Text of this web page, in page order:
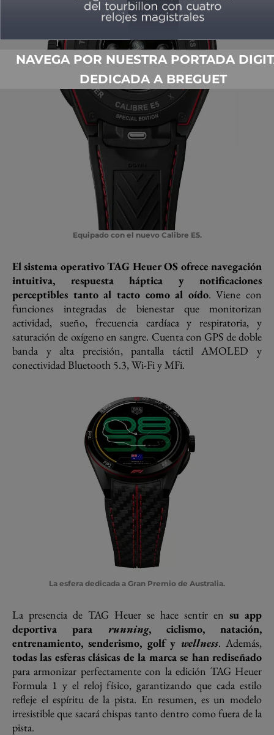
Equipado con el nuevo Calibre E5.
El sistema operativo TAG Heuer OS ofrece navegación
intuitiva, respuesta háptica y notificaciones
perceptibles tanto al tacto como al oído. Viene con
funciones integradas de bienestar que monitorizan
actividad, sueño, frecuencia cardíaca y respiratoria, y
saturación de oxígeno en sangre. Cuenta con GPS de doble
banda y alta precisión, pantalla táctil AMOLED y
conectividad Bluetooth 5.3, Wi-Fi y MFi.
La esfera dedicada a Gran Premio de Australia.
La presencia de TAG Heuer se hace sentir en su app
deportiva para running, ciclismo, natación,
entrenamiento, senderismo, golf y wellness. Además,
todas las esferas clásicas de la marca se han rediseñado
para armonizar perfectamente con la edición TAG Heuer
Formula 1 y el reloj físico, garantizando que cada estilo
refleje el espíritu de la pista. En resumen, es un modelo
irresistible que sacará chispas tanto dentro como fuera de la
pista.
NAVEGA POR NUESTRA PORTADA
DEDICADA A BREGUET